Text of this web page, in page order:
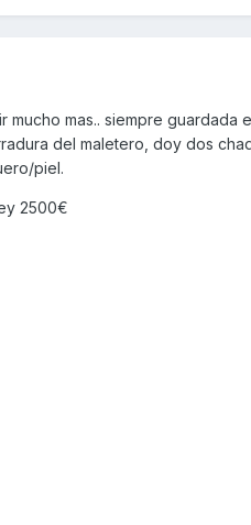
mas.. siempre guardada
del maletero, doy dos
piel.
2500€